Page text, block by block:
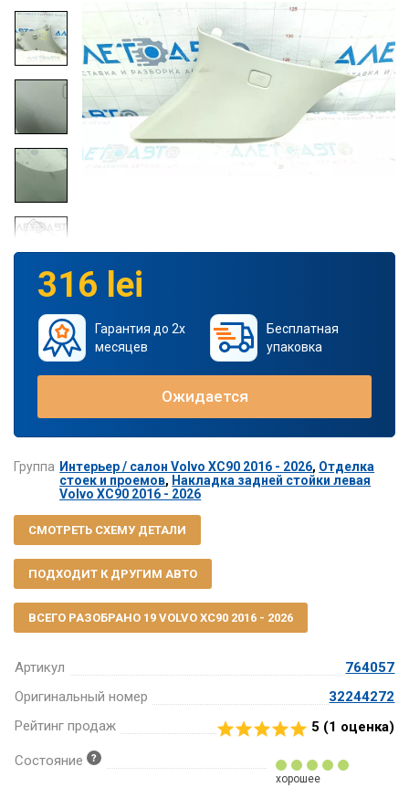
Артикул
764057
Оригинальный номер
32244272
Рейтинг продаж
5 (1 оценка)
Состояние
хорошее
316 lei
Гарантия до 2х
месяцев
Бесплатная
упаковка
Ожидается
Группа Интерьер / салон Volvo XC90 2016 - 2026, Отделка
стоек и проемов, Накладка задней стойки левая
Volvo XC90 2016 - 2026
СМОТРЕТЬ СХЕМУ ДЕТАЛИ
ПОДХОДИТ К ДРУГИМ АВТО
ВСЕГО РАЗОБРАНО 19 VOLVO XC90 2016 - 2026